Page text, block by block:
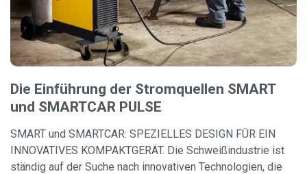
Die Einführung der Stromquellen SMART
und SMARTCAR PULSE
SMART und SMARTCAR: SPEZIELLES DESIGN FÜR EIN
INNOVATIVES KOMPAKTGERÄT. Die Schweißindustrie ist
ständig auf der Suche nach innovativen Technologien, die